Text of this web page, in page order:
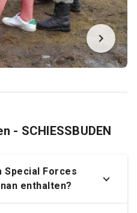
- SCHIESSBUDEN
Special Forces
enthalten?